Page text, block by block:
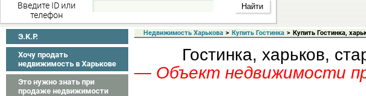
Введите ID или
телефон
Э.K.P.
Хочу продать
недвижимость в Харькове
Это нужно знать при
продаже недвижимости
Недвижимость Харькова > Купить Гостинка > Купить Гостинка,
Гостинка, харьков,
— Объект недвижимости